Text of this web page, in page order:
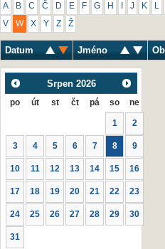
A B C Č D E F G H J K
V W X Y Z Ž
Datum Jméno
Srpen 2026
po út st čt pá so ne
1 2
3 4 5 6 7 8 9
10 11 12 13 14 15 16
17 18 19 20 21 22 23
24 25 26 27 28 29 30
31